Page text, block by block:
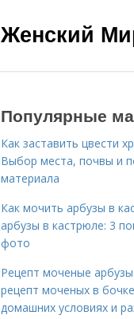
Женский
Популярные
Как заставить цвести
Выбор места, почвы и
материала
Как мочить арбузы в
арбузы в кастрюле: 3
фото
Рецепт моченые
рецепт моченых в
домашних условиях и